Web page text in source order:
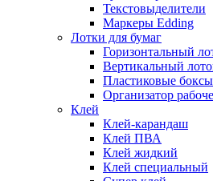
Текстовыделители
Маркеры Edding
Лотки для бумаг
Горизонтальный
Вертикальный
Пластиковые боксы
Организатор
Клей
Клей-карандаш
Клей ПВА
Клей жидкий
Клей специальный